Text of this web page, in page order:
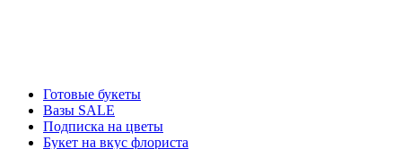
Готовые букеты
Вазы SALE
Подписка на цветы
Букет на вкус флориста